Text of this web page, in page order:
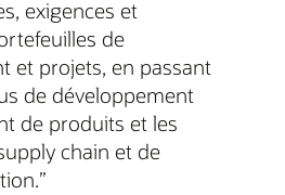
exigences et
de
et projets, en passant
de développement
de produits et les
chain et de